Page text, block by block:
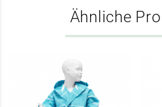
Ähnliche